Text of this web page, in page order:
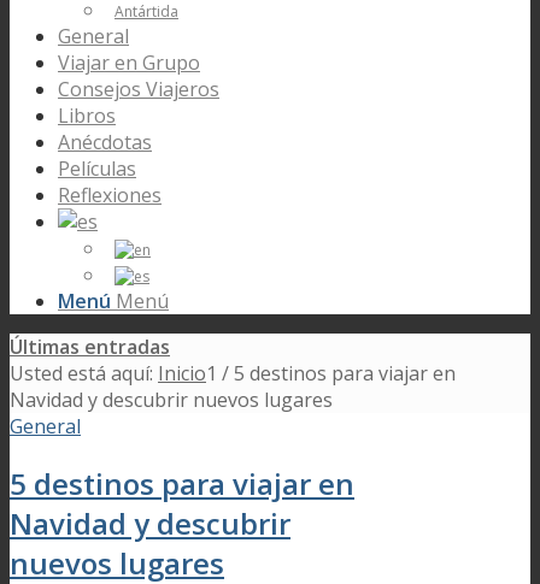
Antártida
General
Viajar en Grupo
Consejos Viajeros
Libros
Anécdotas
Películas
Reflexiones
Menú Menú
Últimas entradas
Usted está aquí: Inicio1 /5 destinos para viajar en
Navidad y descubrir nuevos lugares
General
5 destinos para viajar en
Navidad y descubrir
nuevos lugares